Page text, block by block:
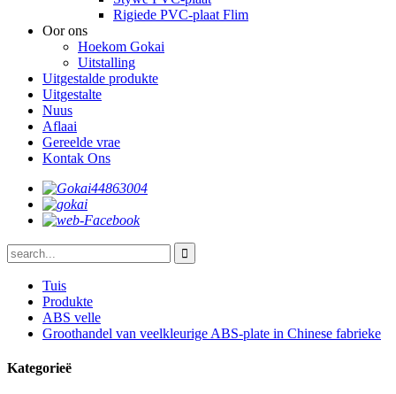
Rigiede PVC-plaat Flim
Oor ons
Hoekom Gokai
Uitstalling
Uitgestalde produkte
Uitgestalte
Nuus
Aflaai
Gereelde vrae
Kontak Ons
Tuis
Produkte
ABS velle
Groothandel van veelkleurige ABS-plate in Chinese fabrieke
Kategorieë